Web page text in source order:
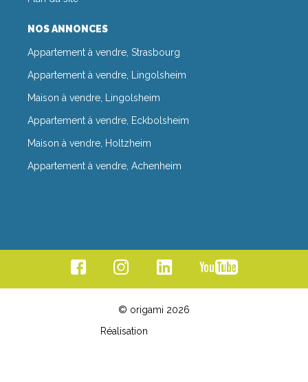
NOS ANNONCES
Appartement à vendre, Strasbourg
Appartement à vendre, Lingolsheim
Maison à vendre, Lingolsheim
Appartement à vendre, Eckbolsheim
Maison à vendre, Holtzheim
Appartement à vendre, Achenheim
© origami 2026
Réalisation